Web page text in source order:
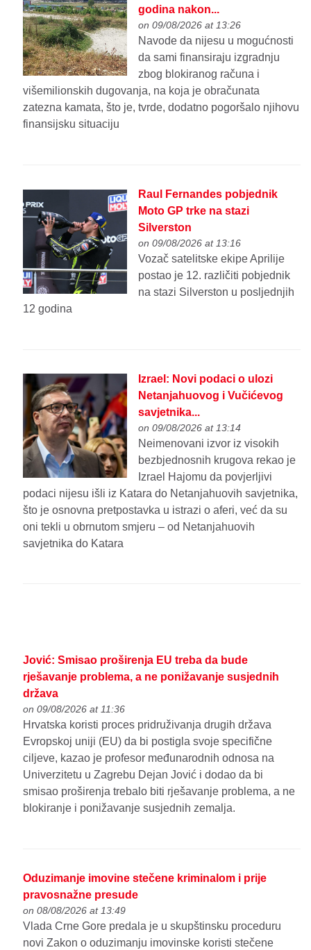
godina nakon...
on 09/08/2026 at 13:26
Navode da nijesu u mogućnosti
da sami finansiraju izgradnju
zbog blokiranog računa i
višemilionskih dugovanja, na koja je obračunata
zatezna kamata, što je, tvrde, dodatno pogoršalo njihovu
finansijsku situaciju
Raul Fernandes pobjednik
Moto GP trke na stazi
Silverston
on 09/08/2026 at 13:16
Vozač satelitske ekipe Aprilije
postao je 12. različiti pobjednik
na stazi Silverston u posljednjih
12 godina
Izrael: Novi podaci o ulozi
Netanjahuovog i Vučićevog
savjetnika...
on 09/08/2026 at 13:14
Neimenovani izvor iz visokih
bezbjednosnih krugova rekao je
Izrael Hajomu da povjerljivi
podaci nijesu išli iz Katara do Netanjahuovih savjetnika,
što je osnovna pretpostavka u istrazi o aferi, već da su
oni tekli u obrnutom smjeru – od Netanjahuovih
savjetnika do Katara
Jović: Smisao proširenja EU treba da bude
rješavanje problema, a ne ponižavanje susjednih
država
on 09/08/2026 at 11:36
Hrvatska koristi proces pridruživanja drugih država
Evropskoj uniji (EU) da bi postigla svoje specifične
ciljeve, kazao je profesor međunarodnih odnosa na
Univerzitetu u Zagrebu Dejan Jović i dodao da bi
smisao proširenja trebalo biti rješavanje problema, a ne
blokiranje i ponižavanje susjednih zemalja.
Oduzimanje imovine stečene kriminalom i prije
pravosnažne presude
on 08/08/2026 at 13:49
Vlada Crne Gore predala je u skupštinsku proceduru
novi Zakon o oduzimanju imovinske koristi stečene